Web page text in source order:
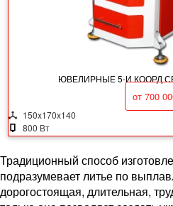
ЮВЕЛИРНЫЕ 5-И КООРД
от 700
150x170x140
800 Вт
Традиционный способ
подразумевает литье по
дорогостоящая, длительная,